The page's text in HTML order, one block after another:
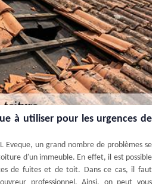
à utiliser pour les urgences de
Eveque, un grand nombre de problèmes se
d'un immeuble. En effet, il est possible
de fuites et de toit. Dans ce cas, il faut